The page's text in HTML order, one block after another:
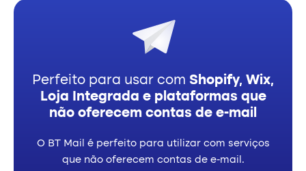
Perfeito para usar com Shopify, Wix,
Loja Integrada e plataformas que
não oferecem contas de e-mail
O BT Mail é perfeito para utilizar com serviços
que não oferecem contas de e-mail.